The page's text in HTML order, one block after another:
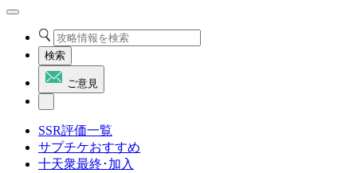
検索
ご意見
SSR評価一覧
サプチケおすすめ
十天衆最終･加入